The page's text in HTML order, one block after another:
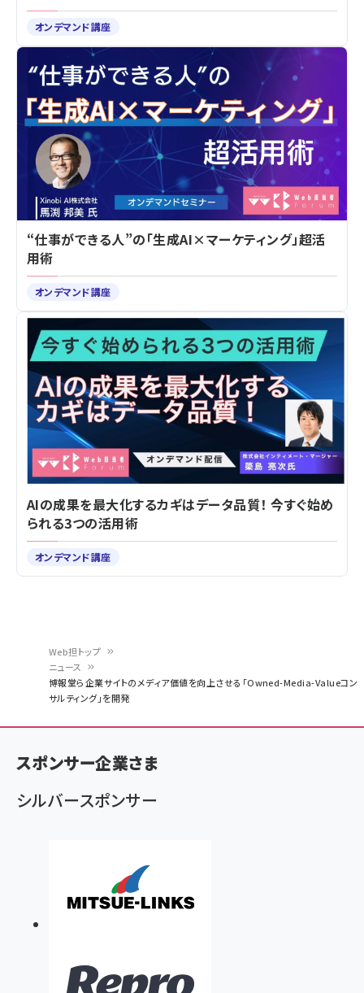
く
ず
Web担トップ
ニュース
博報堂ら企業サイトのメディア価値を向上させる「Owned-Media-Valueコン
サルティング」を開発
オンデマンド講座
“仕事ができる人”の「生成AI×マーケティング」超活
用術
オンデマンド講座
AIの成果を最大化するカギはデータ品質！ 今すぐ始め
られる3つの活用術
オンデマンド講座
スポンサー企業さま
シルバースポンサー